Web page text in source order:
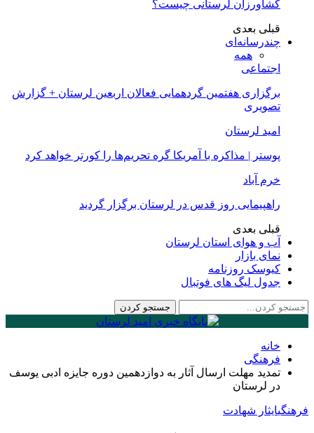
کشاورزان لرستانی چیست؟
قبلی بعدی
چندرسانه‌ای
همه
اجتماعی
برگزاری هفتمین گردهمایی فعالان اربعین لرستان + گزارش
تصویری
امید لرستان
پوستر | مذاکره با آمریکا گره تحریم‌ها را کورتر خواهد کرد
خرم آباد
راهپیمایی روز قدس در لرستان برگزار گردید
قبلی بعدی
آب و هوای استان لرستان
نمای بازار
کیوسک روزنامه
جدول لیگ های فوتبال
خانه
فرهنگی
تمدید مهلت ارسال آثار به دوازدهمین دوره جایزه ادبی یوسف
در لرستان
فرهنگیایثار شهادت